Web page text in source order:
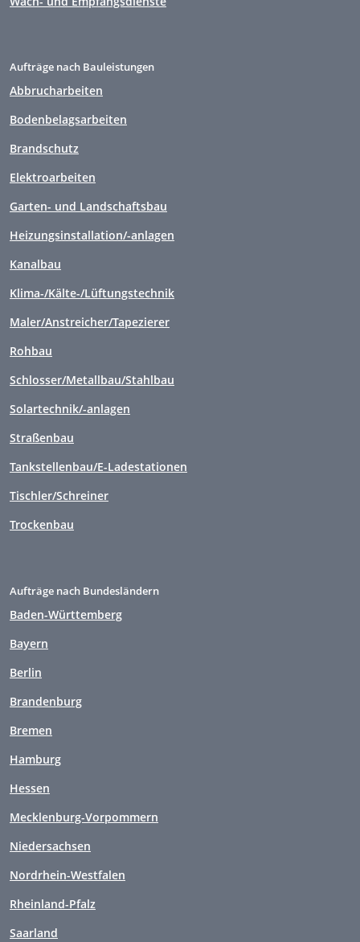
Aufträge nach Bauleistungen
Abbrucharbeiten
Bodenbelagsarbeiten
Brandschutz
Elektroarbeiten
Garten- und Landschaftsbau
Heizungsinstallation/-anlagen
Kanalbau
Klima-/Kälte-/Lüftungstechnik
Maler/Anstreicher/Tapezierer
Rohbau
Schlosser/Metallbau/Stahlbau
Solartechnik/-anlagen
Straßenbau
Tankstellenbau/E-Ladestationen
Tischler/Schreiner
Trockenbau
Aufträge nach Bundesländern
Baden-Württemberg
Bayern
Berlin
Brandenburg
Bremen
Hamburg
Hessen
Mecklenburg-Vorpommern
Niedersachsen
Nordrhein-Westfalen
Rheinland-Pfalz
Saarland